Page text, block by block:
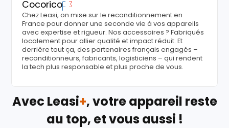
Cocorico
Chez Leasi, on mise sur le reconditionnement en
France pour donner une seconde vie à vos appareils
avec expertise et rigueur. Nos accessoires ? Fabriqués
localement pour allier qualité et impact réduit. Et
derrière tout ça, des partenaires français engagés –
reconditionneurs, fabricants, logisticiens – qui rendent
la tech plus responsable et plus proche de vous.
Avec Leasi+, votre appareil reste
au top, et vous aussi !